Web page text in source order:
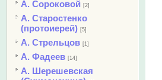
А. Сороковой [2]
А. Старостенко
(протоиерей) [5]
А. Стрельцов [1]
А. Фадеев [14]
А. Шерешевская